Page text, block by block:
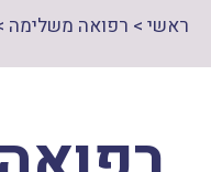
ראשי > רפואה משלימה